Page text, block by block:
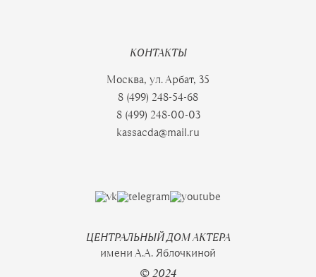
КОНТАКТЫ
Москва, ул. Арбат, 35
8 (499) 248-54-68
8 (499) 248-00-03
kassacda@mail.ru
ЦЕНТРАЛЬНЫЙ ДОМ АКТЕРА
имени А.А. Яблочкиной
© 2024